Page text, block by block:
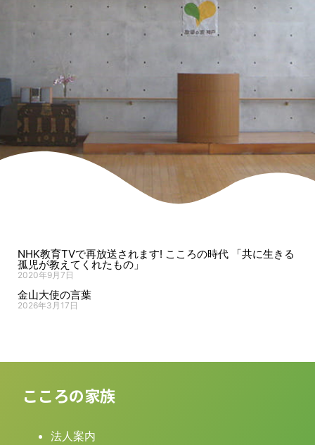
NHK教育TVで再放送されます! こころの時代 「共に生きる
孤児が教えてくれたもの」
2020年9月7日
金山大使の言葉
2026年3月17日
こころの家族
法人案内